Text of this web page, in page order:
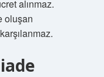
alınmaz.
oluşan